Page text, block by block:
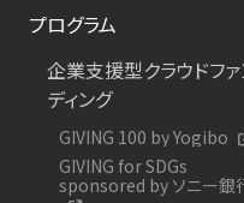
プログラム
企業支援型クラウドフ
ディング
GIVING 100 by Yogibo
GIVING for SDGs
sponsored by ソニー銀